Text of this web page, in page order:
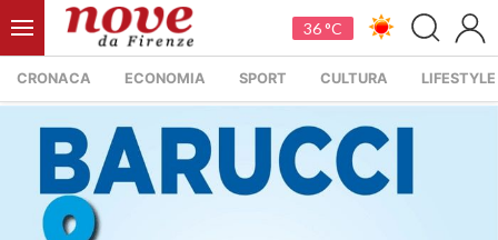
36 °C
CRONACA ECONOMIA SPORT CULTURA LIFESTYLE